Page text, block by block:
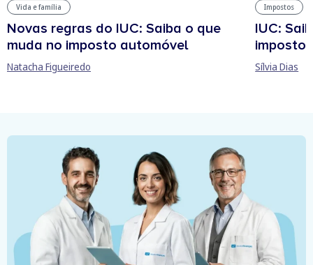
Vida e família
Novas regras do IUC: Saiba o que
muda no imposto automóvel
Natacha Figueiredo
Impostos
IUC:
imposto
Sílvia Dias